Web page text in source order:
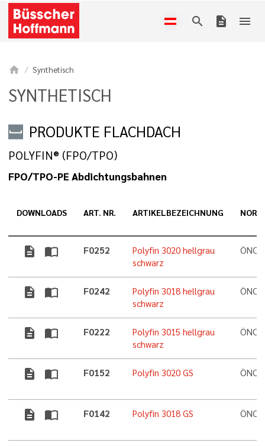
search description menu
home Synthetisch
SYNTHETISCH
PRODUKTE FLACHDACH
POLYFIN® (FPO/TPO)
FPO/TPO-PE Abdichtungsbahnen
DOWNLOADS ART. NR. ARTIKELBEZEICHNUNG
description import_contacts F0252
Polyfin 3020 hellgrau
schwarz
description import_contacts F0242
Polyfin 3018 hellgrau
schwarz
description import_contacts F0222
Polyfin 3015 hellgrau
schwarz
description import_contacts F0152 Polyfin 3020 GS
description import_contacts F0142 Polyfin 3018 GS